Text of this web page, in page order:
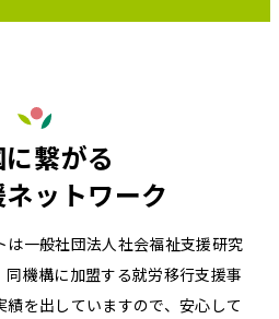
繋がる
ットワーク
一般社団法人社会福祉支援研究
機構に加盟する就労移行支援事
を出していますので、安心して